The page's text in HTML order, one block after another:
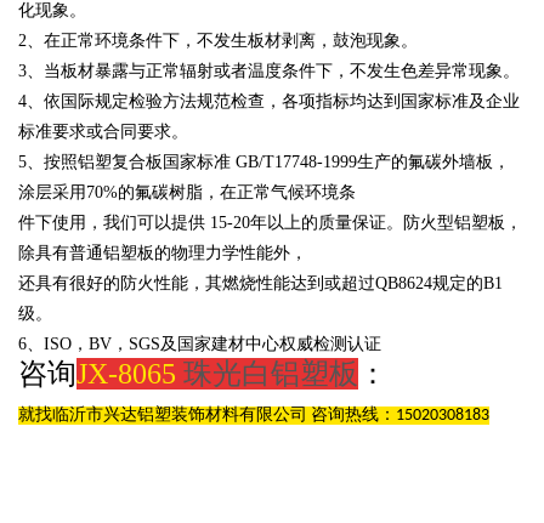
化现象。
2、在正常环境条件下，不发生板材剥离，鼓泡现象。
3、当板材暴露与正常辐射或者温度条件下，不发生色差异常现象。
4、依国际规定检验方法规范检查，各项指标均达到国家标准及企业
标准要求或合同要求。
5、按照铝塑复合板国家标准 GB/T17748-1999生产的氟碳外墙板，
涂层采用 70%的氟碳树脂，在正常气候环境条
件下使用，我们可以提供 15-20年以上的质量保证。防火型铝塑板，
除具有普通铝塑板的物理力学性能外，
还具有很好的防火性能，其燃烧性能达到或超过QB8624规定的B1
级。
6、 ISO，BV，SGS及国家建材中心权威检测认证
咨询JX-8065 珠光白铝塑板 ：
就找临沂市兴达铝塑装饰材料有限公司 咨询热线：15020308183